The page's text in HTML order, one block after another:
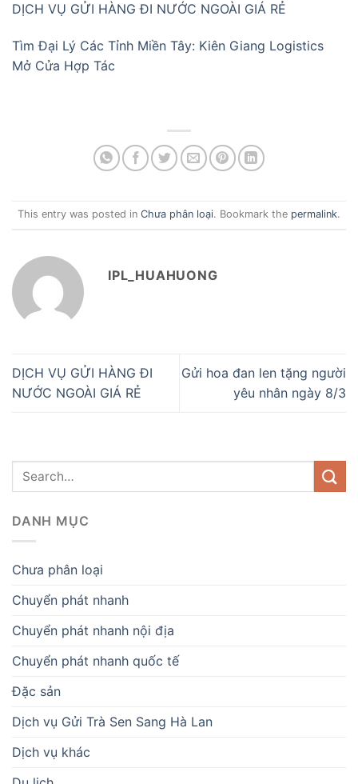
DỊCH VỤ GỬI HÀNG ĐI NƯỚC NGOÀI GIÁ RẺ
Tìm Đại Lý Các Tỉnh Miền Tây: Kiên Giang Logistics
Mở Cửa Hợp Tác
This entry was posted in Chưa phân loại. Bookmark the permalink.
IPL_HUAHUONG
DỊCH VỤ GỬI HÀNG ĐI
NƯỚC NGOÀI GIÁ RẺ
Gửi hoa đan len tặng người
yêu nhân ngày 8/3
DANH MỤC
Chưa phân loại
Chuyển phát nhanh
Chuyển phát nhanh nội địa
Chuyển phát nhanh quốc tế
Đặc sản
Dịch vụ Gửi Trà Sen Sang Hà Lan
Dịch vụ khác